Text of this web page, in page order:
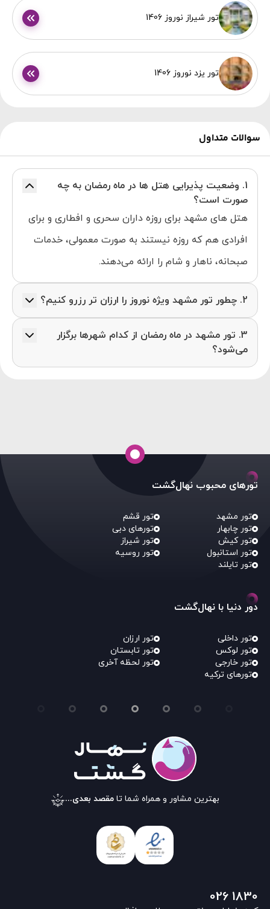
تور شیراز نوروز 1406
تور یزد نوروز 1406
سوالات متداول
1. وضعیت پذیرایی هتل ها در ماه رمضان به چه
صورت است؟
هتل های مشهد برای روزه داران سحری و افطاری و برای
افرادی هم که روزه نیستند به صورت معمولی، خدمات
صبحانه، ناهار و شام را ارائه می‌دهند.
2. چطور تور مشهد ویژه نوروز را ارزان تر رزرو کنیم؟
برای سفر ارزان تر به مشهد در ایام عید بهتر است بعد
از هفته دوم اقدام به رزرو تور کنید.
3. تور مشهد در ماه رمضان از کدام شهرها برگزار
می‌شود؟
از تمام شهرهای دارای فرودگاه به صورت هوایی و از
تورهای محبوب نهال‌گشت
تور مشهد
تور قشم
تور چابهار
تورهای دبی
تور کیش
تور شیراز
تور استانبول
تور روسیه
تور تایلند
دور دنیا با نهال‌گشت
تور داخلی
تور ارزان
تور لوکس
تور تابستان
تور خارجی
تور لحظه آخری
تورهای ترکیه
بهترین مشاور و همراه شما تا مقصد بعدی...
026 1830